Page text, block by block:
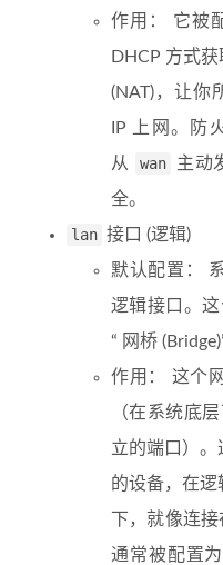
作用： 它被
DHCP 方式
(NAT)，让你
IP 上网。防
从
wan
主动
全。
lan 接口 (逻辑)
默认配置：
逻辑接口。
“ 网桥
作用： 这个
（在系统底
立的端口）。
的设备，在
下，就像连
通常被配置